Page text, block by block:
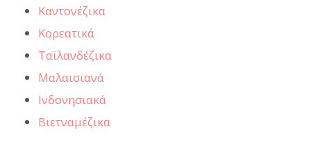
Καντονέζικα
Κορεατικά
Ταϊλανδέζικα
Μαλαισιανά
Ινδονησιακά
Βιετναμέζικα